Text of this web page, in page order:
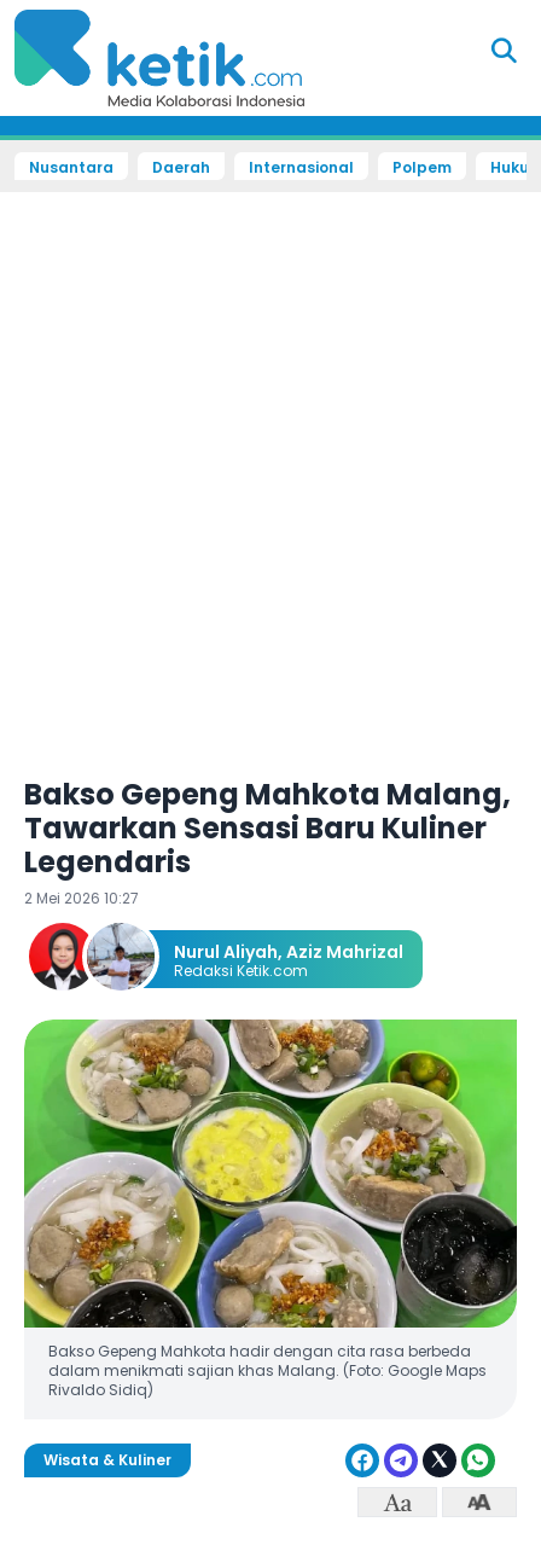
Nusantara Daerah Internasional Polpem
Bakso Gepeng Mahkota Malang,
Tawarkan Sensasi Baru Kuliner
Legendaris
2 Mei 2026 10:27
Nurul Aliyah, Aziz Mahrizal
Redaksi Ketik.com
Bakso Gepeng Mahkota hadir dengan cita rasa berbeda
dalam menikmati sajian khas Malang. (Foto: Google Maps
Rivaldo Sidiq)
Wisata & Kuliner